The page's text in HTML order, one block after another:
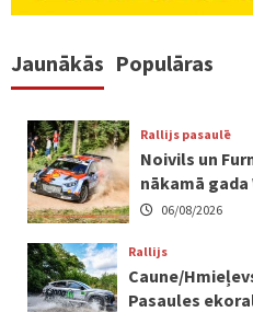
Jaunākās Populāras
Rallijs pasaulē
Noivils un
nākamā gada
06/08/2026
Rallijs
Caune/
Pasaules